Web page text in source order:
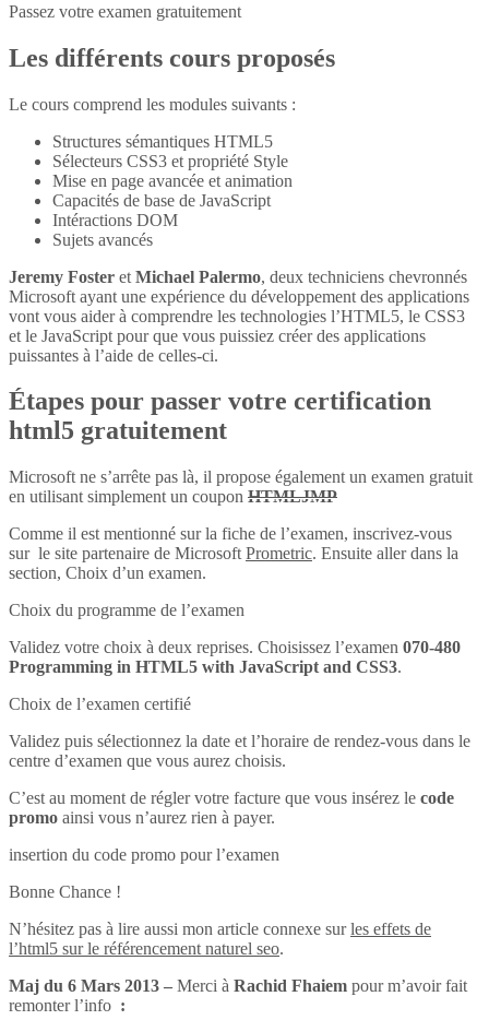
Passez votre examen gratuitement
Les différents cours proposés
Le cours comprend les modules suivants :
Structures sémantiques HTML5
Sélecteurs CSS3 et propriété Style
Mise en page avancée et animation
Capacités de base de JavaScript
Intéractions DOM
Sujets avancés
Jeremy Foster et Michael Palermo, deux techniciens chevronnés
Microsoft ayant une expérience du développement des applications
vont vous aider à comprendre les technologies l’HTML5, le CSS3
et le JavaScript pour que vous puissiez créer des applications
puissantes à l’aide de celles-ci.
Étapes pour passer votre certification
html5 gratuitement
Microsoft ne s’arrête pas là, il propose également un examen gratuit
en utilisant simplement un coupon HTMLJMP
Comme il est mentionné sur la fiche de l’examen, inscrivez-vous
sur le site partenaire de Microsoft Prometric. Ensuite aller dans la
section, Choix d’un examen.
Choix du programme de l’examen
Validez votre choix à deux reprises. Choisissez l’examen 070-480
Programming in HTML5 with JavaScript and CSS3.
Choix de l’examen certifié
Validez puis sélectionnez la date et l’horaire de rendez-vous dans le
centre d’examen que vous aurez choisis.
C’est au moment de régler votre facture que vous insérez le code
promo ainsi vous n’aurez rien à payer.
insertion du code promo pour l’examen
Bonne Chance !
N’hésitez pas à lire aussi mon article connexe surles effets de
l’html5 sur le référencement naturel seo.
Maj du 6 Mars 2013 – Merci à Rachid Fhaiem pour m’avoir fait
remonter l’info :